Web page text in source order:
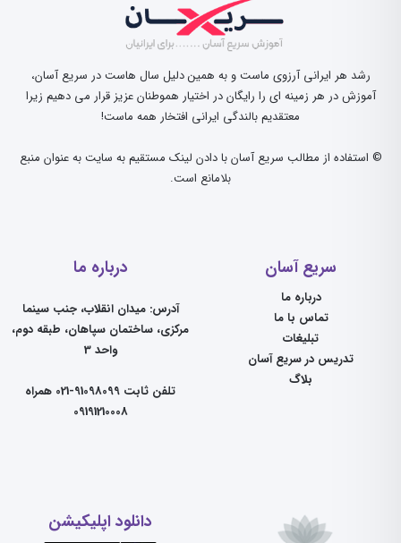
رشد هر ایرانی آرزوی ماست و به همین دلیل سال هاست در سریع آسان،
آموزش در هر زمینه ای را رایگان در اختیار هموطنان عزیز قرار می دهیم زیرا
معتقدیم بالندگی ایرانی افتخار همه ماست!
© استفاده از مطالب سریع آسان با دادن لینک مستقیم به سایت به عنوان منبع
بلامانع است.
سریع آسان
درباره ما
تماس با ما
تبلیغات
تدریس در سریع آسان
بلاگ
درباره ما
آدرس: میدان انقلاب، جنب سینما
مرکزی، ساختمان سپاهان، طبقه دوم،
واحد 3
تلفن ثابت 91098099-021 همراه
09191210008
دانلود اپلیکیشن